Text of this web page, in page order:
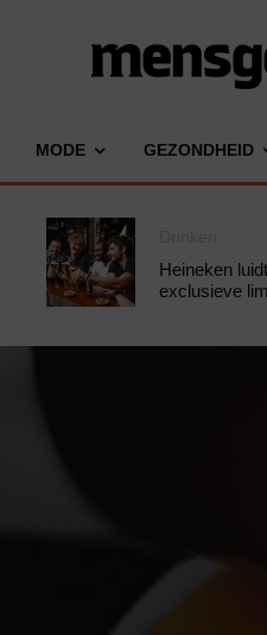
MODE GEZONDHEID
Heineken
exclusieve